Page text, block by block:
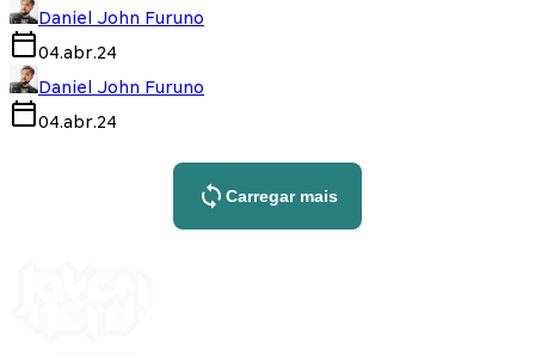
Daniel John Furuno
04.abr.24
Daniel John Furuno
04.abr.24
Carregar mais